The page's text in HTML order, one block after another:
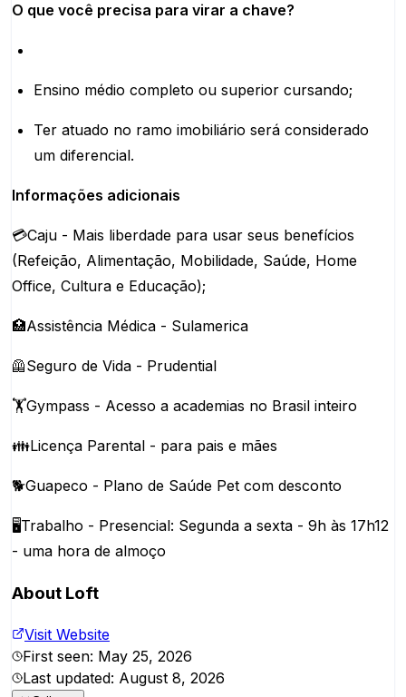
O que você precisa para virar a chave?
Ensino médio completo ou superior cursando;
Ter atuado no ramo imobiliário será considerado
um diferencial.
Informações adicionais
💳Caju - Mais liberdade para usar seus benefícios
(Refeição, Alimentação, Mobilidade, Saúde, Home
Office, Cultura e Educação);
🏥Assistência Médica - Sulamerica
🦺Seguro de Vida - Prudential
🏋️Gympass - Acesso a academias no Brasil inteiro
👪Licença Parental - para pais e mães
🐕Guapeco - Plano de Saúde Pet com desconto
🖥️Trabalho - Presencial: Segunda a sexta - 9h às 17h12
- uma hora de almoço
About Loft
Visit Website
First seen: May 25, 2026
Last updated: August 8, 2026